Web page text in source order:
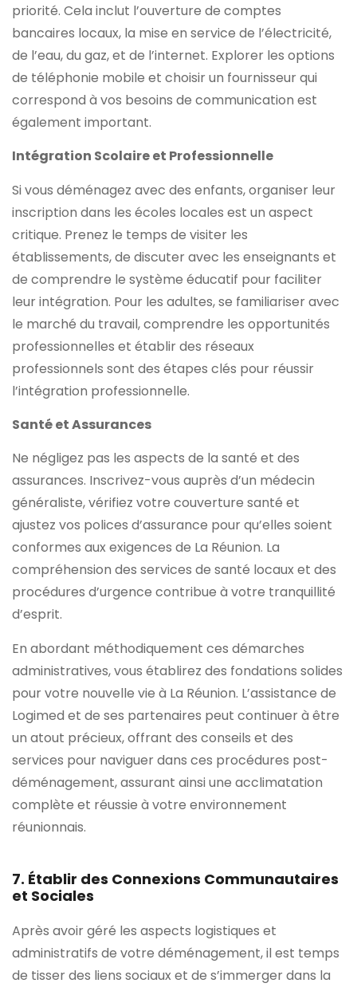
priorité. Cela inclut l’ouverture de comptes
bancaires locaux, la mise en service de l’électricité,
de l’eau, du gaz, et de l’internet. Explorer les options
de téléphonie mobile et choisir un fournisseur qui
correspond à vos besoins de communication est
également important.
Intégration Scolaire et Professionnelle
Si vous déménagez avec des enfants, organiser leur
inscription dans les écoles locales est un aspect
critique. Prenez le temps de visiter les
établissements, de discuter avec les enseignants et
de comprendre le système éducatif pour faciliter
leur intégration. Pour les adultes, se familiariser avec
le marché du travail, comprendre les opportunités
professionnelles et établir des réseaux
professionnels sont des étapes clés pour réussir
l’intégration professionnelle.
Santé et Assurances
Ne négligez pas les aspects de la santé et des
assurances. Inscrivez-vous auprès d’un médecin
généraliste, vérifiez votre couverture santé et
ajustez vos polices d’assurance pour qu’elles soient
conformes aux exigences de La Réunion. La
compréhension des services de santé locaux et des
procédures d’urgence contribue à votre tranquillité
d’esprit.
En abordant méthodiquement ces démarches
administratives, vous établirez des fondations solides
pour votre nouvelle vie à La Réunion. L’assistance de
Logimed et de ses partenaires peut continuer à être
un atout précieux, offrant des conseils et des
services pour naviguer dans ces procédures post-
déménagement, assurant ainsi une acclimatation
complète et réussie à votre environnement
réunionnais.
7. Établir des Connexions Communautaires
et Sociales
Après avoir géré les aspects logistiques et
administratifs de votre déménagement, il est temps
de tisser des liens sociaux et de s’immerger dans la